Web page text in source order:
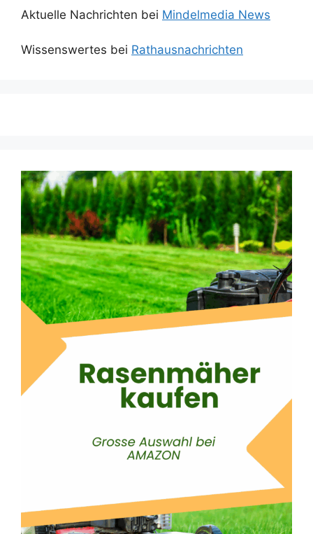
Aktuelle Nachrichten bei Mindelmedia News
Wissenswertes bei Rathausnachrichten